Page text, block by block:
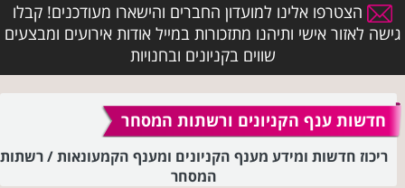
הצטרפו אלינו למועדון החברים והישארו מעודכנים! קבלו
גישה לאזור אישי ותיהנו מתזכורות במייל אודות אירועים ומבצעים
שווים בקניונים ובחנויות
חדשות ענף הקניונים ורשתות המסחר
ריכוז חדשות ומידע מענף הקניונים ומענף הקמעונאות / רשתות
המסחר